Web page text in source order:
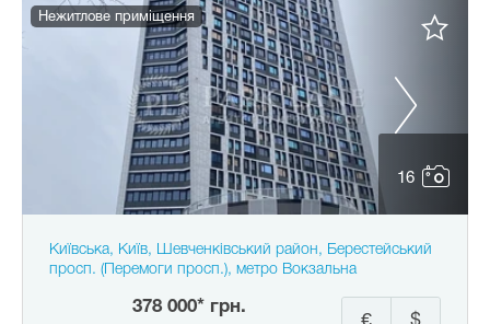
16
Нежитлове приміщення
Київська, Київ, Шевченківський район, Берестейський
просп. (Перемоги просп.), метро Вокзальна
378 000* грн.